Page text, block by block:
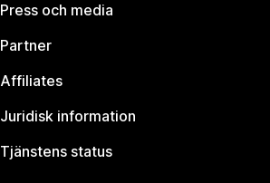
Press och media
Partner
Affiliates
Juridisk information
Tjänstens status